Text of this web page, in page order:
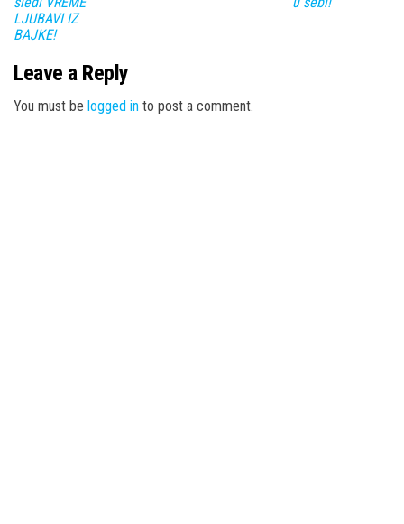
LJUBAVI IZ
BAJKE!
Leave a Reply
You must be logged in to post a comment.